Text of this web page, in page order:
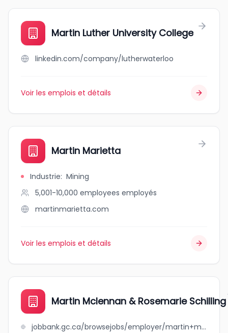
Martin Luther University College
linkedin.com/company/lutherwaterloo
Voir les emplois et détails
Martin Marietta
Industrie: Mining
5,001-10,000 employees employés
martinmarietta.com
Voir les emplois et détails
Martin Mclennan & Rosemarie Schilling
jobbank.gc.ca/browsejobs/employer/martin+mclennan+%26+rosemarie+schilling/ca